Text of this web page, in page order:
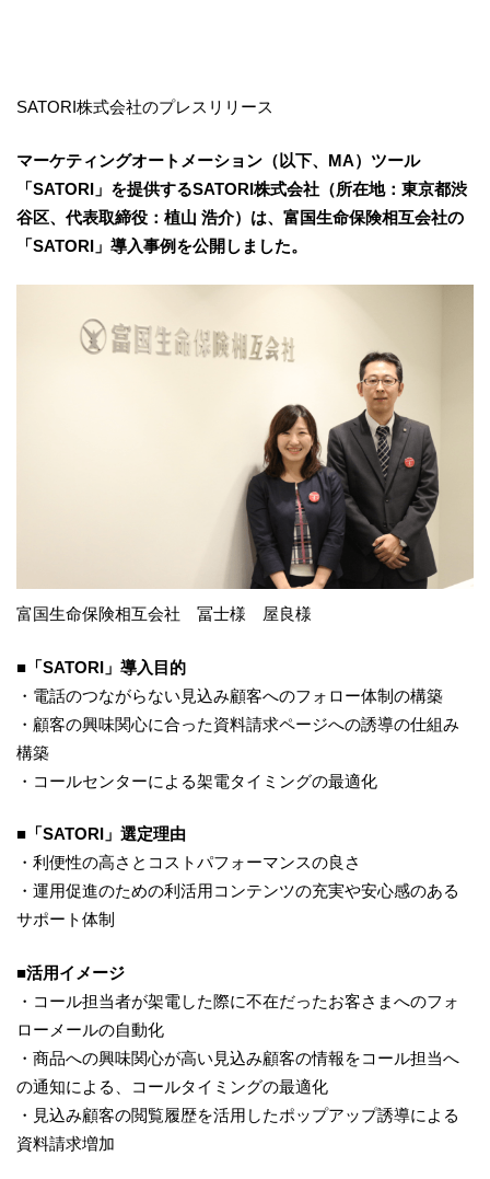
SATORI株式会社のプレスリリース
マーケティングオートメーション（以下、MA）ツール
「SATORI」を提供するSATORI株式会社（所在地：東京都渋
谷区、代表取締役：植山 浩介）は、富国生命保険相互会社の
「SATORI」導入事例を公開しました。
富国生命保険相互会社 冨士様 屋良様
■「SATORI」導入目的
・電話のつながらない見込み顧客へのフォロー体制の構築
・顧客の興味関心に合った資料請求ページへの誘導の仕組み
構築
・コールセンターによる架電タイミングの最適化
■「SATORI」選定理由
・利便性の高さとコストパフォーマンスの良さ
・運用促進のための利活用コンテンツの充実や安心感のある
サポート体制
■活用イメージ
・コール担当者が架電した際に不在だったお客さまへのフォ
ローメールの自動化
・商品への興味関心が高い見込み顧客の情報をコール担当へ
の通知による、コールタイミングの最適化
・見込み顧客の閲覧履歴を活用したポップアップ誘導による
資料請求増加